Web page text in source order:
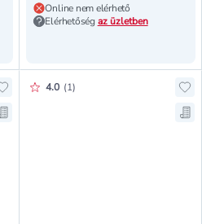
Online nem elérhető
Elérhetőség az üzletben
Hozzáadás a kedvencekhez, Tea
Mentés a bevásárló listára, Tea
Értékelés pontszáma:
4.0 (1)